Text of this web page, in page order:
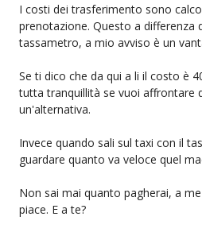
I costi dei trasferimento sono
prenotazione. Questo a differenza
tassametro, a mio avviso è un
Se ti dico che da qui a li il costo è
tutta tranquillità se vuoi affrontare
un'alternativa.
Invece quando sali sul taxi con il
guardare quanto va veloce quel
Non sai mai quanto pagherai, a
piace. E a te?